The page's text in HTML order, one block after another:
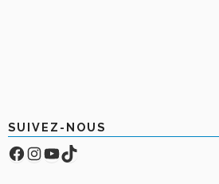
SUIVEZ-NOUS
Facebook
Compte Instagram
YouTube
TikTok